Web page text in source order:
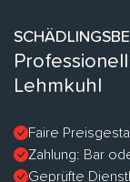
Lehmkuhl
Faire
Zahlung: Bar
Geprüfte